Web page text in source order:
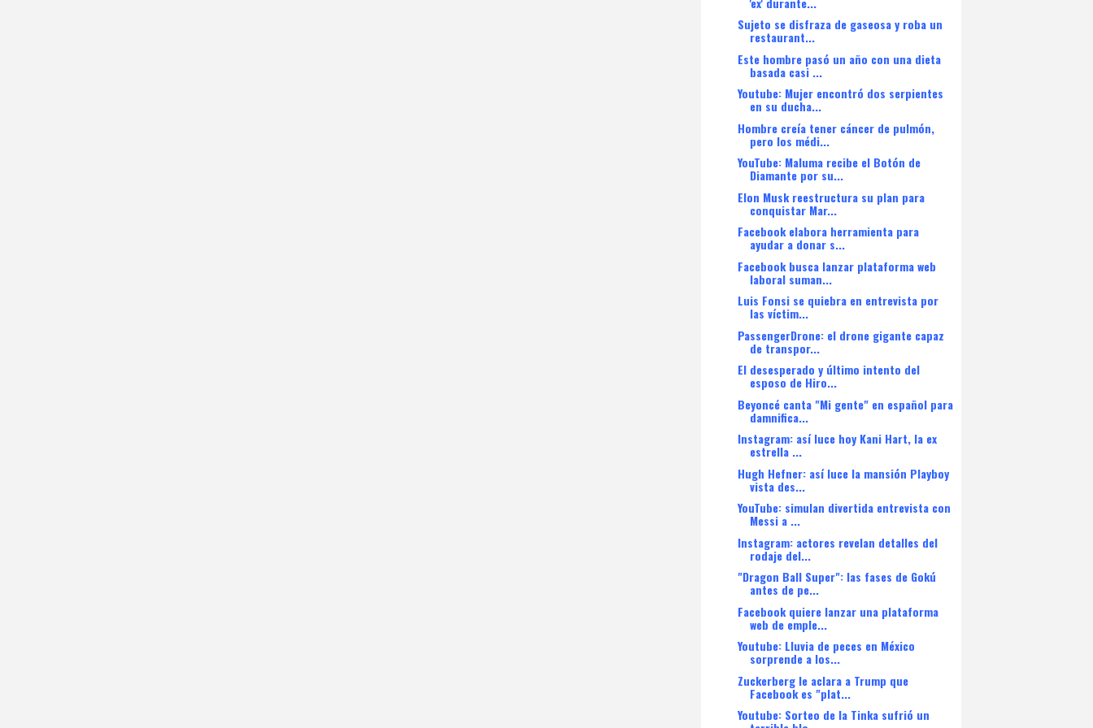
Sujeto se disfraza de gaseosa y roba un
restaurant...
Este hombre pasó un año con una dieta
basada casi ...
Youtube: Mujer encontró dos serpientes
en su ducha...
Hombre creía tener cáncer de pulmón,
pero los médi...
YouTube: Maluma recibe el Botón de
Diamante por su...
Elon Musk reestructura su plan para
conquistar Mar...
Facebook elabora herramienta para
ayudar a donar s...
Facebook busca lanzar plataforma web
laboral suman...
Luis Fonsi se quiebra en entrevista por
las víctim...
PassengerDrone: el drone gigante capaz
de transpor...
El desesperado y último intento del
esposo de Hiro...
Beyoncé canta "Mi gente" en español para
damnifica...
Instagram: así luce hoy Kani Hart, la ex
estrella ...
Hugh Hefner: así luce la mansión Playboy
vista des...
YouTube: simulan divertida entrevista con
Messi a ...
Instagram: actores revelan detalles del
rodaje del...
"Dragon Ball Super": las fases de Gokú
antes de pe...
Facebook quiere lanzar una plataforma
web de emple...
Youtube: Lluvia de peces en México
sorprende a los...
Zuckerberg le aclara a Trump que
Facebook es "plat...
Youtube: Sorteo de la Tinka sufrió un